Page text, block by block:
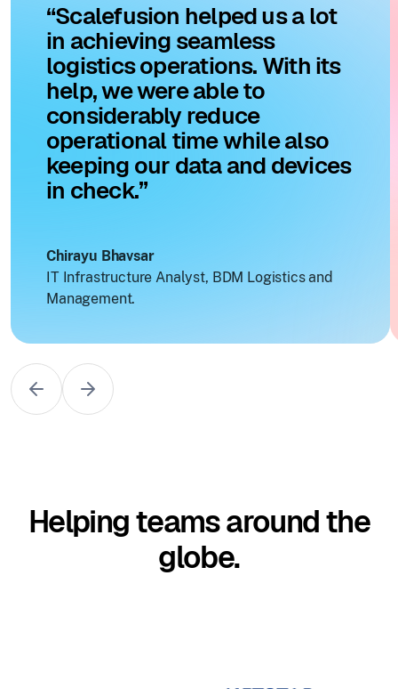
“Scalefusion helped us a lot
in achieving seamless
logistics operations. With its
help, we were able to
considerably reduce
operational time while also
keeping our data and devices
in check.”
Chirayu Bhavsar
IT Infrastructure Analyst, BDM Logistics and
Management.
Helping teams around the
globe.